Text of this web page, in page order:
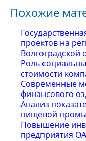
Похожие
проектов на
Волгоградской
Роль
стоимости
Современные
финансового
Анализ
пищевой
Повышение
предприятия